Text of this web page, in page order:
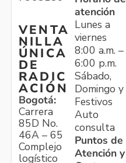
VENTA
NILLA
ÚNICA
DE
RADIC
ACIÓN
Bogotá:
Carrera
85D No.
46A – 65
Complejo
logístico
atención
Lunes a
viernes
8:00 a.m. –
6:00 p.m.
Sábado,
Domingo y
Festivos
Auto
consulta
Puntos de
Atención y